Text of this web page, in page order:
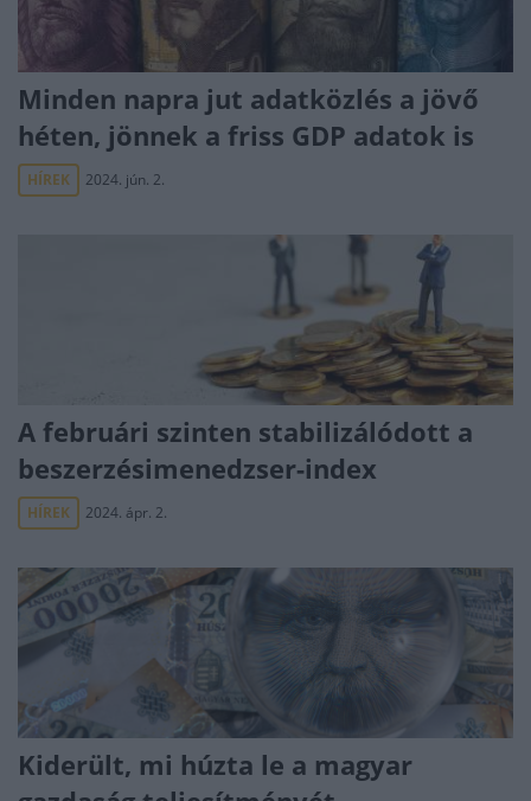
Minden napra jut adatközlés a jövő
héten, jönnek a friss GDP adatok is
HÍREK 2024. jún. 2.
A februári szinten stabilizálódott a
beszerzésimenedzser-index
HÍREK 2024. ápr. 2.
Kiderült, mi húzta le a magyar